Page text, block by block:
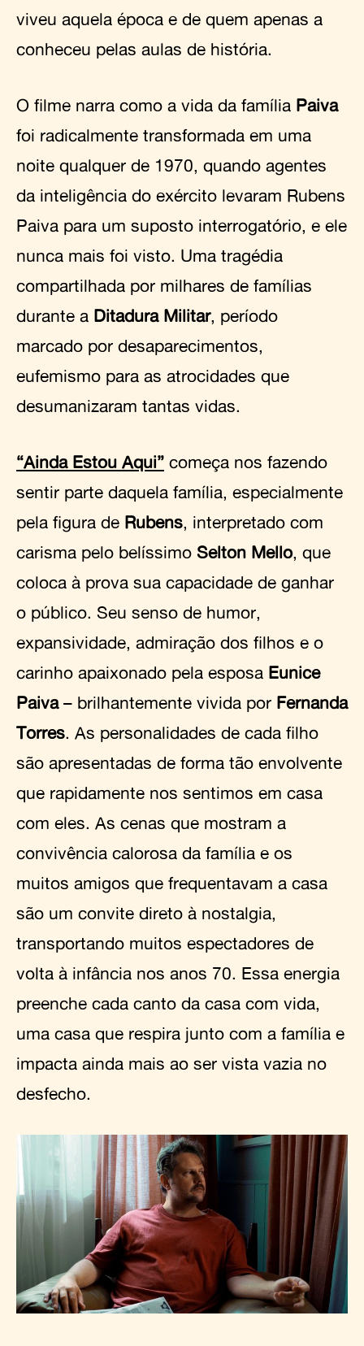
viveu aquela época e de quem apenas a
conheceu pelas aulas de história.
O filme narra como a vida da família Paiva
foi radicalmente transformada em uma
noite qualquer de 1970, quando agentes
da inteligência do exército levaram Rubens
Paiva para um suposto interrogatório, e ele
nunca mais foi visto. Uma tragédia
compartilhada por milhares de famílias
durante a Ditadura Militar, período
marcado por desaparecimentos,
eufemismo para as atrocidades que
desumanizaram tantas vidas.
“Ainda Estou Aqui” começa nos fazendo
sentir parte daquela família, especialmente
pela figura de Rubens, interpretado com
carisma pelo belíssimo Selton Mello, que
coloca à prova sua capacidade de ganhar
o público. Seu senso de humor,
expansividade, admiração dos filhos e o
carinho apaixonado pela esposa Eunice
Paiva– brilhantemente vivida por Fernanda
Torres. As personalidades de cada filho
são apresentadas de forma tão envolvente
que rapidamente nos sentimos em casa
com eles. As cenas que mostram a
convivência calorosa da família e os
muitos amigos que frequentavam a casa
são um convite direto à nostalgia,
transportando muitos espectadores de
volta à infância nos anos 70. Essa energia
preenche cada canto da casa com vida,
uma casa que respira junto com a família e
impacta ainda mais ao ser vista vazia no
desfecho.